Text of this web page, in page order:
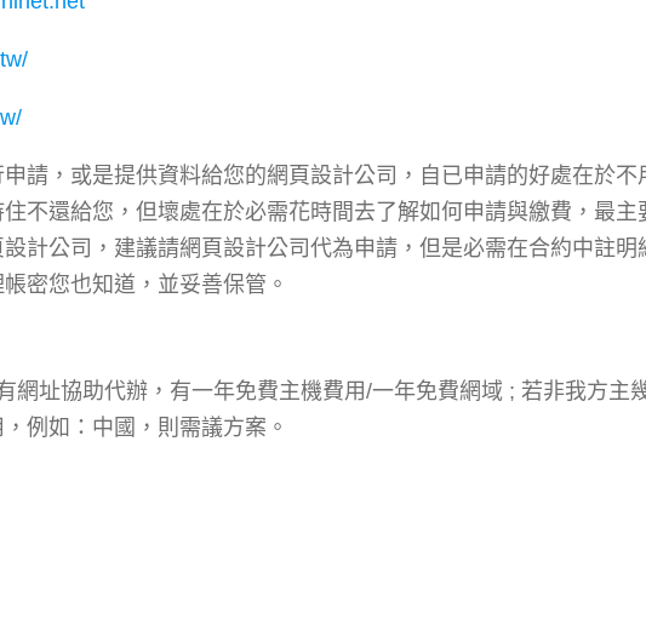
請，或是提供資料給您的網頁設計公司，自已申請的好處在於不
不還給您，但壞處在於必需花時間去了解如何申請與繳費，最主
計公司，建議請網頁設計公司代為申請，但是必需在合約中註明
密您也知道，並妥善保管。
網址協助代辦，有一年免費主機費用/一年免費網域 ; 若非我方主
例如：中國，則需議方案。